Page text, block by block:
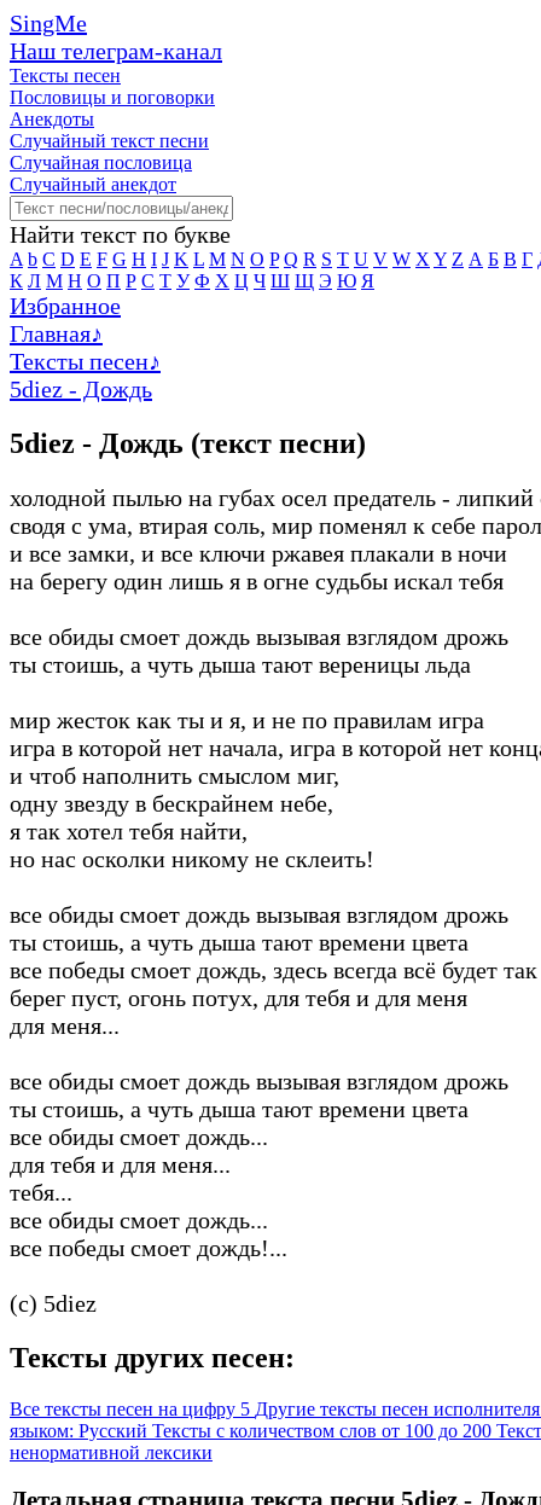
SingMe
Наш телеграм-канал
Тексты песен
Пословицы и поговорки
Анекдоты
Случайный текст песни
Случайная пословица
Случайный анекдот
Найти текст по букве
A b C D E F G H I J K L M N O P Q R S T U V W X Y Z А Б В Г
К Л М Н О П Р С Т У Ф Х Ц Ч Ш Щ Э Ю Я
Избранное
Главная♪
Тексты песен♪
5diez - Дождь
5diez - Дождь (текст песни)
холодной пылью на губах осел предатель - липкий
сводя с ума, втирая соль, мир поменял к себе
и все замки, и все ключи ржавея плакали в ночи
на берегу один лишь я в огне судьбы искал тебя
все обиды смоет дождь вызывая взглядом дрожь
ты стоишь, а чуть дыша тают вереницы льда
мир жесток как ты и я, и не по правилам игра
игра в которой нет начала, игра в которой нет
и чтоб наполнить смыслом миг,
одну звезду в бескрайнем небе,
я так хотел тебя найти,
но нас осколки никому не склеить!
все обиды смоет дождь вызывая взглядом дрожь
ты стоишь, а чуть дыша тают времени цвета
все победы смоет дождь, здесь всегда всё будет так
берег пуст, огонь потух, для тебя и для меня
для меня...
все обиды смоет дождь вызывая взглядом дрожь
ты стоишь, а чуть дыша тают времени цвета
все обиды смоет дождь...
для тебя и для меня...
тебя...
все обиды смоет дождь...
все победы смоет дождь!...
(c) 5diez
Тексты других песен:
Все тексты песен на цифру 5 Другие тексты песен
языком: Русский Тексты с количеством слов от 100 до 200
ненормативной лексики